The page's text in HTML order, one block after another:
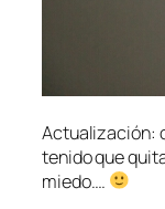
Actualización:
tenido que
miedo….